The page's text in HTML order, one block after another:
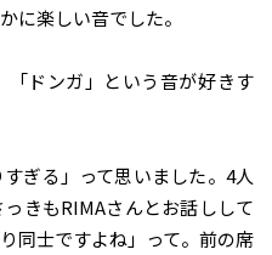
に楽しい音でした。
ドンガ」という音が好きす
ぎる」って思いました。4人
きもRIMAさんとお話しして
同士ですよね」って。前の席